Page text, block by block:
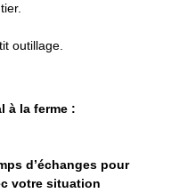
outillage.
à la ferme :
d’échanges pour
votre situation